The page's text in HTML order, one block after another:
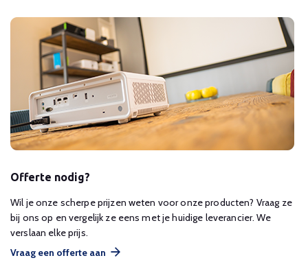
Offerte nodig?
Wil je onze scherpe prijzen weten voor onze producten? Vraag ze
bij ons op en vergelijk ze eens met je huidige leverancier. We
verslaan elke prijs.
Vraag een offerte aan